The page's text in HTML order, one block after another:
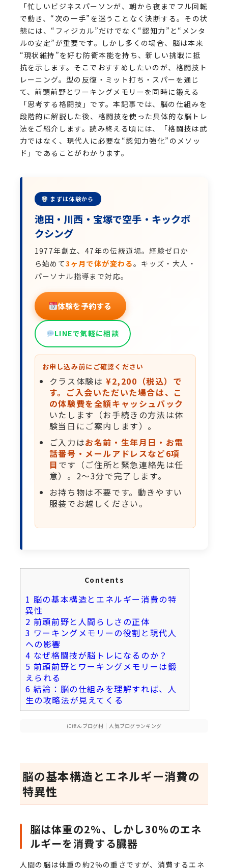
「忙しいビジネスパーソンが、朝から夜までフル回転
で動き、“次の一手”を迷うことなく決断する。その状
態には、“フィジカル”だけでなく“認知力”と“メンタ
ルの安定”が重要です。しかし多くの場合、脳は本来
“現状維持”を好む防衛本能を持ち、新しい挑戦に抵
抗を示します。そこでおすすめしたいのが、格闘技ト
レーニング。型の反復・ミット打ち・スパーを通じ
て、前頭前野とワーキングメモリーを同時に鍛える
「思考する格闘技」です。本記事では、脳の仕組みを
段階的に解説した後、格闘技を使った具体的な脳トレ
法をご紹介します。読み終える頃には、「格闘技は武
力ではなく、現代人に必要な“認知力強化”のメソッ
ド」であることがわかります。
まずは体験から
池田・川西・宝塚で空手・キックボ
クシング
1977年創立、47年の伝統道場。経験ゼロか
ら始めて3ヶ月で体が変わる。キッズ・大人・
パーソナル指導まで対応。
体験を予約する
LINEで気軽に相談
お申し込み前にご確認ください
クラス体験は¥2,200（税込）で
す。ご入会いただいた場合は、こ
の体験費を全額キャッシュバック
いたします（お手続きの方法は体
験当日にご案内します）。
ご入力はお名前・生年月日・お電
話番号・メールアドレスなど6項
目 です（ご住所と緊急連絡先は任
意）。2〜3分で完了します。
お持ち物は不要です。動きやすい
服装でお越しください。
Contents
1 脳の基本構造とエネルギー消費の特
異性
2 前頭前野と人間らしさの正体
3 ワーキングメモリーの役割と現代人
への影響
4 なぜ格闘技が脳トレになるのか？
5 前頭前野とワーキングメモリーは鍛
えられる
6 結論：脳の仕組みを理解すれば、人
生の攻略法が見えてくる
にほんブログ村 | 人気ブログランキング
脳の基本構造とエネルギー消費の
特異性
脳は体重の2％、しかし30％のエネ
ルギーを消費する臓器
人間の脳は体重の約2％の重さですが、消費するエネ